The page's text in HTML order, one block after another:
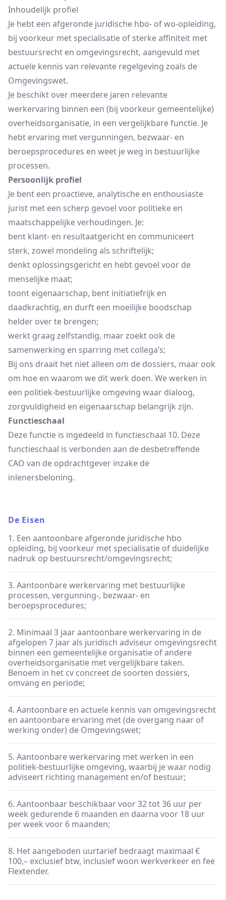
Inhoudelijk profiel
Je hebt een afgeronde juridische hbo- of wo‑opleiding,
bij voorkeur met specialisatie of sterke affiniteit met
bestuursrecht en omgevingsrecht, aangevuld met
actuele kennis van relevante regelgeving zoals de
Omgevingswet.
Je beschikt over meerdere jaren relevante
werkervaring binnen een (bij voorkeur gemeentelijke)
overheidsorganisatie, in een vergelijkbare functie. Je
hebt ervaring met vergunningen, bezwaar- en
beroepsprocedures en weet je weg in bestuurlijke
processen.
Persoonlijk profiel
Je bent een proactieve, analytische en enthousiaste
jurist met een scherp gevoel voor politieke en
maatschappelijke verhoudingen. Je:
bent klant- en resultaatgericht en communiceert
sterk, zowel mondeling als schriftelijk;
denkt oplossingsgericht en hebt gevoel voor de
menselijke maat;
toont eigenaarschap, bent initiatiefrijk en
daadkrachtig, en durft een moeilijke boodschap
helder over te brengen;
werkt graag zelfstandig, maar zoekt ook de
samenwerking en sparring met collega’s;
Bij ons draait het niet alleen om de dossiers, maar ook
om hoe en waarom we dit werk doen. We werken in
een politiek‑bestuurlijke omgeving waar dialoog,
zorgvuldigheid en eigenaarschap belangrijk zijn.
Functieschaal
Deze functie is ingedeeld in functieschaal 10. Deze
functieschaal is verbonden aan de desbetreffende
CAO van de opdrachtgever inzake de
inlenersbeloning.
De Eisen
1. Een aantoonbare afgeronde juridische hbo
opleiding, bij voorkeur met specialisatie of duidelijke
nadruk op bestuursrecht/omgevingsrecht;
3. Aantoonbare werkervaring met bestuurlijke
processen, vergunning-, bezwaar- en
beroepsprocedures;
2. Minimaal 3 jaar aantoonbare werkervaring in de
afgelopen 7 jaar als juridisch adviseur omgevingsrecht
binnen een gemeentelijke organisatie of andere
overheidsorganisatie met vergelijkbare taken.
Benoem in het cv concreet de soorten dossiers,
omvang en periode;
4. Aantoonbare en actuele kennis van omgevingsrecht
en aantoonbare ervaring met (de overgang naar of
werking onder) de Omgevingswet;
5. Aantoonbare werkervaring met werken in een
politiek-bestuurlijke omgeving, waarbij je waar nodig
adviseert richting management en/of bestuur;
6. Aantoonbaar beschikbaar voor 32 tot 36 uur per
week gedurende 6 maanden en daarna voor 18 uur
per week voor 6 maanden;
8. Het aangeboden uurtarief bedraagt maximaal €
100,– exclusief btw, inclusief woon werkverkeer en fee
Flextender.